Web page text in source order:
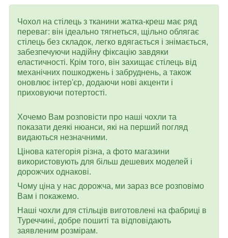
Чохол на стілець з тканини жатка-креш має ряд
переваг: він ідеально тягнеться, щільно облягає
стілець без складок, легко вдягається і знімається,
забезпечуючи надійну фіксацію завдяки
еластичності. Крім того, він захищає стілець від
механічних пошкоджень і забруднень, а також
оновлює інтер'єр, додаючи нові акценти і
приховуючи потертості.
Хочемо Вам розповісти про наші чохли та
показати деякі нюанси, які на перший погляд
видаються незначними.
Цінова категорія різна, а фото магазини
використовують для більш дешевих моделей і
дорожчих однакові.
Чому ціна у нас дорожча, ми зараз все розповімо
Вам і покажемо.
Наші чохли для стільців виготовлені на фабриці в
Туреччині, добре пошиті та відповідають
заявленим розмірам.